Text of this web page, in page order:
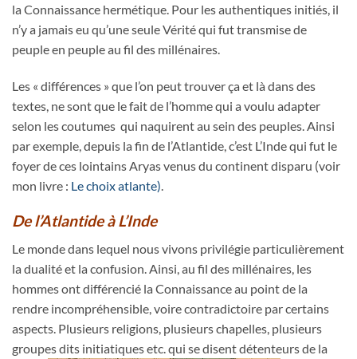
la Connaissance hermétique. Pour les authentiques initiés, il
n’y a jamais eu qu’une seule Vérité qui fut transmise de
peuple en peuple au fil des millénaires.
Les « différences » que l’on peut trouver ça et là dans des
textes, ne sont que le fait de l’homme qui a voulu adapter
selon les coutumes qui naquirent au sein des peuples. Ainsi
par exemple, depuis la fin de l’Atlantide, c’est L’Inde qui fut le
foyer de ces lointains Aryas venus du continent disparu (voir
mon livre : Le choix atlante)
De l’Atlantide à L’Inde
Le monde dans lequel nous vivons privilégie particulièrement
la dualité et la confusion. Ainsi, au fil des millénaires, les
hommes ont différencié la Connaissance au point de la
rendre incompréhensible, voire contradictoire par certains
aspects. Plusieurs religions, plusieurs chapelles, plusieurs
groupes dits initiatiques etc. qui se disent détenteurs de la